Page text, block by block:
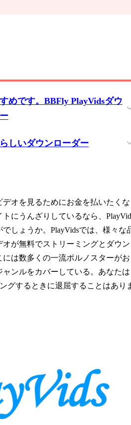
めです。BBFly PlayVidsダウ
しいダウンローダー
デオを見るためにお金を払いたくな
にうんざりしているなら、
しょうか。PlayVidsでは、様々な
オが無料でストリーミングとダウ
は数多くの一流ポルノスターがお
ャンルをカバーしている。あなたは
グするときに退屈することはあり